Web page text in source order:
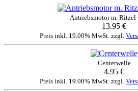
Antriebsmotor m. Ritzel
13.95 €
Preis inkl. 19.00% MwSt. zzgl.
Centerwelle
4.95 €
Preis inkl. 19.00% MwSt. zzgl.